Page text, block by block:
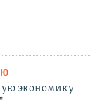
экономику –